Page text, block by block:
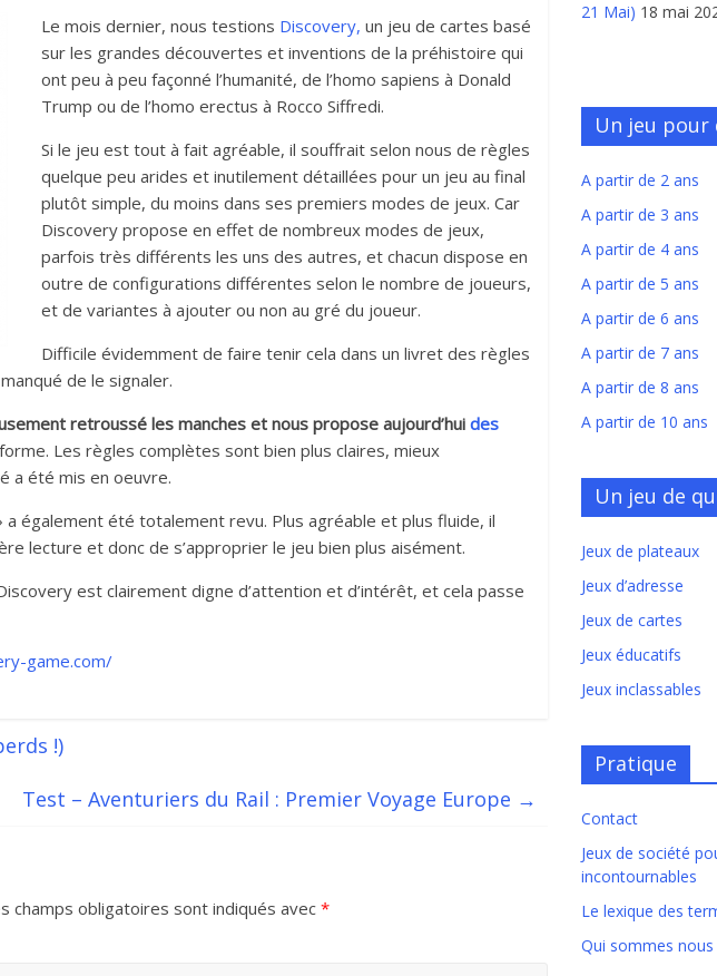
Le mois dernier, nous testions Discovery, un jeu de cartes basé
sur les grandes découvertes et inventions de la préhistoire qui
ont peu à peu façonné l’humanité, de l’homo sapiens à Donald
Trump ou de l’homo erectus à Rocco Siffredi.
Si le jeu est tout à fait agréable, il souffrait selon nous de règles
quelque peu arides et inutilement détaillées pour un jeu au final
plutôt simple, du moins dans ses premiers modes de jeux. Car
Discovery propose en effet de nombreux modes de jeux,
parfois très différents les uns des autres, et chacun dispose en
outre de configurations différentes selon le nombre de joueurs,
et de variantes à ajouter ou non au gré du joueur.
Difficile évidemment de faire tenir cela dans un livret des règles
de le signaler.
retroussé les manches et nous propose aujourd’hui des
Les règles complètes sont bien plus claires, mieux
a été mis en oeuvre.
également été totalement revu. Plus agréable et plus fluide, il
lecture et donc de s’approprier le jeu bien plus aisément.
est clairement digne d’attention et d’intérêt, et cela passe
game.com/
!)
Test – Aventuriers du Rail : Premier Voyage Europe →
champs obligatoires sont indiqués avec *
21 Mai) 18 mai
Un jeu pour
A partir de 2 ans
A partir de 3 ans
A partir de 4 ans
A partir de 5 ans
A partir de 6 ans
A partir de 7 ans
A partir de 8 ans
A partir de 10 ans
Un jeu de
Jeux de plateaux
Jeux d’adresse
Jeux de cartes
Jeux éducatifs
Jeux inclassables
Pratique
Contact
Jeux de société
incontournables
Le lexique des
Qui sommes nous